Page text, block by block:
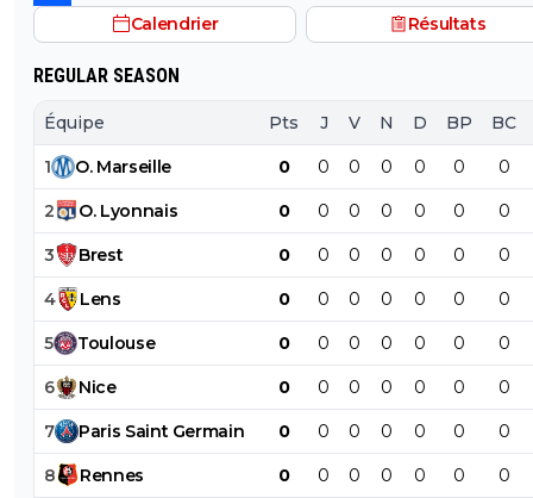
Calendrier Résultats
REGULAR SEASON
Équipe Pts J V N D BP BC
1 O. Marseille 0 0 0 0 0 0 0
2 O. Lyonnais 0 0 0 0 0 0 0
3 Brest 0 0 0 0 0 0 0
4 Lens 0 0 0 0 0 0 0
5 Toulouse 0 0 0 0 0 0 0
6 Nice 0 0 0 0 0 0 0
7 Paris Saint Germain 0 0 0 0 0 0 0
8 Rennes 0 0 0 0 0 0 0